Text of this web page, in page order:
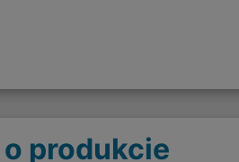
produkcie